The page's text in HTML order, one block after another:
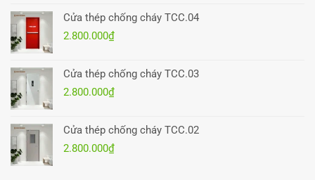
Cửa thép chống cháy TCC.04
2.800.000₫
Cửa thép chống cháy TCC.03
2.800.000₫
Cửa thép chống cháy TCC.02
2.800.000₫